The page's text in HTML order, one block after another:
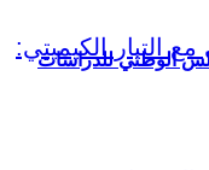
الوطني للدراسات